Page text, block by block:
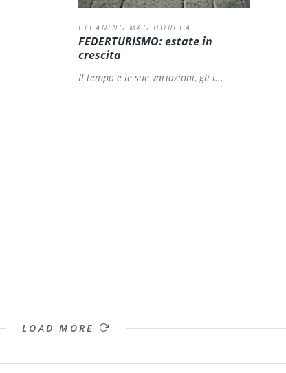
CLEANING MAG HORECA
FEDERTURISMO: estate in
crescita
Il tempo e le sue variazioni, gli i...
LOAD MORE